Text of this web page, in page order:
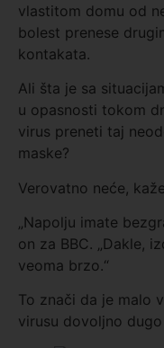
vlastitom domu od
bolest prenese
kontakata.
Ali šta je sa
u opasnosti tokom
virus preneti taj
maske?
Verovatno neće,
„Napolju imate
on za BBC. „Dakle,
veoma brzo.“
To znači da je malo
virusu dovoljno